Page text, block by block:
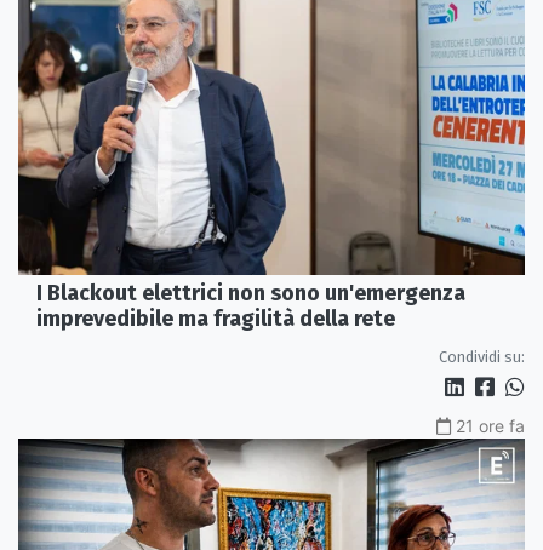
I Blackout elettrici non sono un'emergenza
imprevedibile ma fragilità della rete
Condividi su:
21 ore fa